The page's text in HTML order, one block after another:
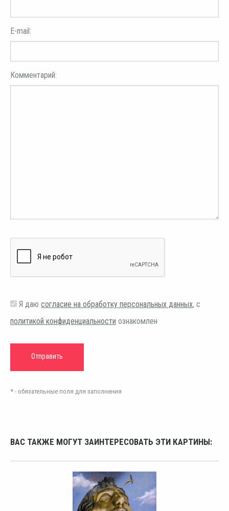
E-mail:
Комментарий:
Я даю согласие на обработку персональных данных, с
политикой конфиденциальности ознакомлен
* - обязательные поля для заполнения
ВАС ТАКЖЕ МОГУТ ЗАИНТЕРЕСОВАТЬ ЭТИ КАРТИНЫ: